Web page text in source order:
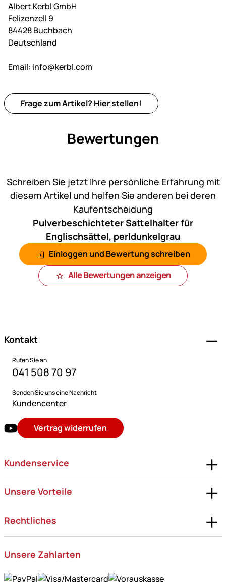
Albert Kerbl GmbH
Felizenzell 9
84428 Buchbach
Deutschland
Email: info@kerbl.com
Frage zum Artikel? Hierstellen!
Bewertungen
Schreiben Sie jetzt Ihre persönliche Erfahrung mit
diesem Artikel und helfen Sie anderen bei deren
Kaufentscheidung
Pulverbeschichteter Sattelhalter für
Englischsättel, perldunkelgrau
Einloggen und Bewertung schreiben
Alle Bewertungen anzeigen
Kontakt
Rufen Sie an
041 508 70 97
Senden Sie uns eine Nachricht
Kundencenter
Vertrag widerrufen
Kundenservice
Unsere Vorteile
Rechtliches
Unsere Zahlarten